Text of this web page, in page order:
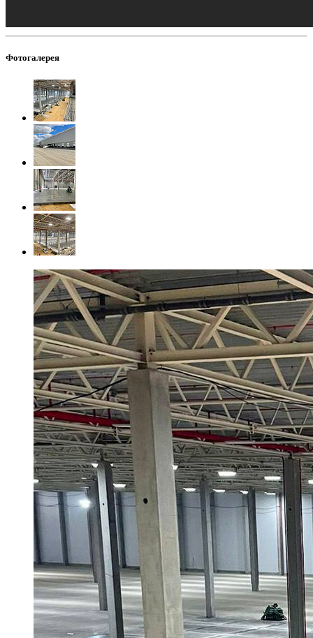
Фотогалерея